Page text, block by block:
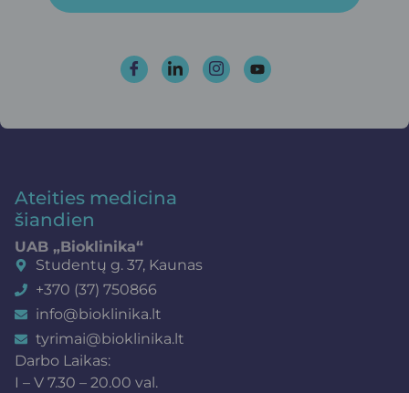
Ateities medicina
šiandien
UAB „Bioklinika“
Studentų g. 37, Kaunas
+370 (37) 750866
info@bioklinika.lt
tyrimai@bioklinika.lt
Darbo Laikas:
I – V 7.30 – 20.00 val.